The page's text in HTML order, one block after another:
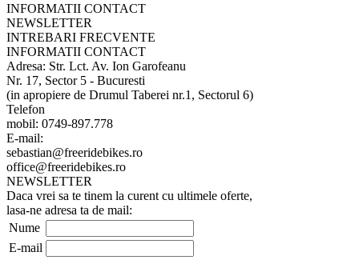
INFORMATII CONTACT
NEWSLETTER
INTREBARI FRECVENTE
INFORMATII CONTACT
Adresa: Str. Lct. Av. Ion Garofeanu
Nr. 17, Sector 5 - Bucuresti
(in apropiere de Drumul Taberei nr.1, Sectorul 6)
Telefon
mobil: 0749-897.778
E-mail:
sebastian@freeridebikes.ro
office@freeridebikes.ro
NEWSLETTER
Daca vrei sa te tinem la curent cu ultimele oferte,
lasa-ne adresa ta de mail:
Nume
E-mail